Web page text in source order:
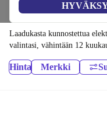
Soittimet:
Laadukasta kunnostettua
valintasi, vähintään 12
Hinta Merkki